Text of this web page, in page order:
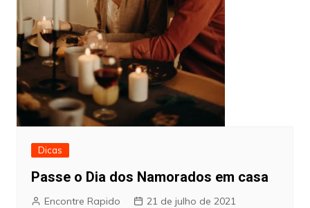
Dicas
Passe o Dia dos Namorados em casa
Encontre Rapido 21 de julho de 2021